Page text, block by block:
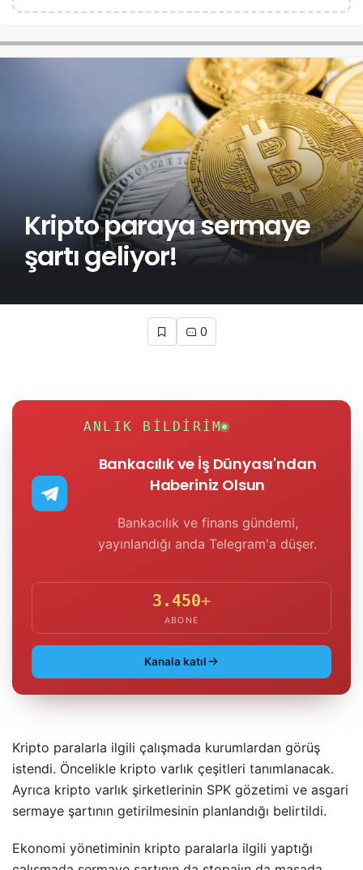
Kripto paraya sermaye
şartı geliyor!
0
ANLIK BILDIRIM
Bankacılık ve İş Dünyası'ndan
Haberiniz Olsun
Bankacılık ve finans gündemi,
yayınlandığı anda Telegram'a düşer.
3.450+
ABONE
Kanala katıl
Kripto paralarla ilgili çalışmada kurumlardan görüş
istendi. Öncelikle kripto varlık çeşitleri tanımlanacak.
Ayrıca kripto varlık şirketlerinin SPK gözetimi ve asgari
sermaye şartının getirilmesinin planlandığı belirtildi.
Ekonomi yönetiminin kripto paralarla ilgili yaptığı